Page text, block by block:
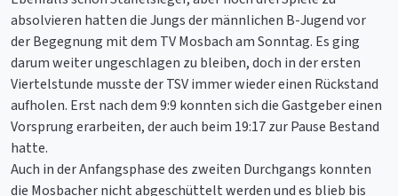
absolvieren hatten die Jungs der männlichen B-Jugend vor
der Begegnung mit dem TV Mosbach am Sonntag. Es ging
darum weiter ungeschlagen zu bleiben, doch in der ersten
Viertelstunde musste der TSV immer wieder einen Rückstand
aufholen. Erst nach dem 9:9 konnten sich die Gastgeber einen
Vorsprung erarbeiten, der auch beim 19:17 zur Pause Bestand
hatte.
Auch in der Anfangsphase des zweiten Durchgangs konnten
die Mosbacher nicht abgeschüttelt werden und es blieb bis